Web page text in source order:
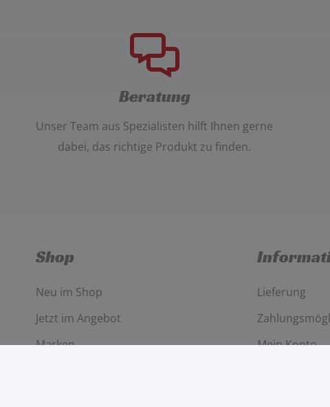
Beratung
UnserTeam aus Spezialisten hilft Ihnen gerne
dabei, das richtige Produkt zu finden.
Shop
Neu im Shop
Jetzt im Angebot
Marken
Lieferung
Mein Konto